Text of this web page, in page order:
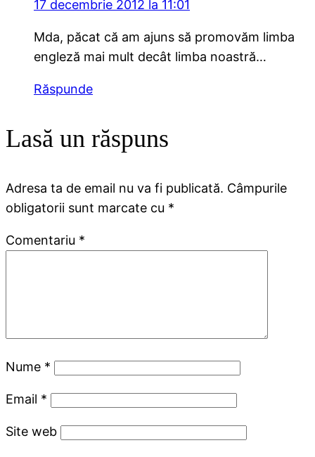
17 decembrie 2012 la 11:01
Mda, păcat că am ajuns să promovăm limba
engleză mai mult decât limba noastră…
Răspunde
Lasă un răspuns
Adresa ta de email nu va fi publicată. Câmpurile
obligatorii sunt marcate cu *
Comentariu *
Nume *
Email *
Site web